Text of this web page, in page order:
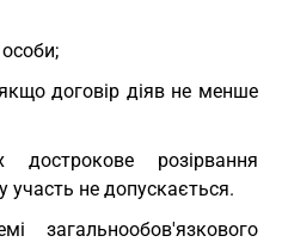
договір діяв не менше
розірвання
участь не допускається.
загальнообов'язкового